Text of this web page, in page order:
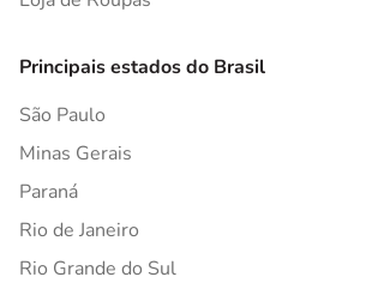
Principais estados do Brasil
São Paulo
Minas Gerais
Paraná
Rio de Janeiro
Rio Grande do Sul